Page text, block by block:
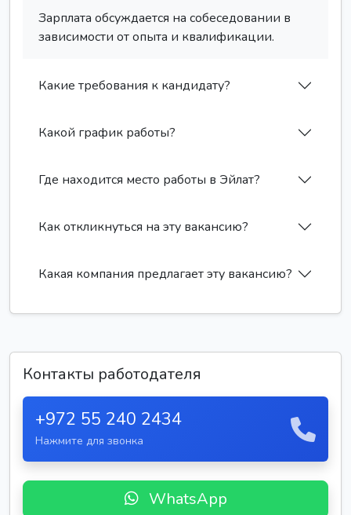
Зарплата обсуждается на собеседовании в
зависимости от опыта и квалификации.
Какие требования к кандидату?
Какой график работы?
Где находится место работы в Эйлат?
Как откликнуться на эту вакансию?
Какая компания предлагает эту вакансию?
Контакты работодателя
+972 55 240 2434
Нажмите для звонка
WhatsApp